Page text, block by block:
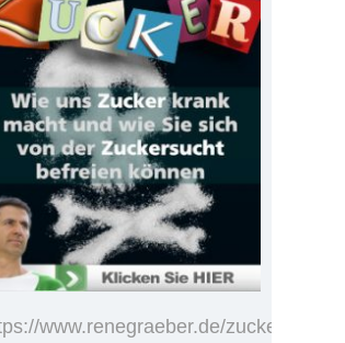
www.renegraeber.de/zucker.html